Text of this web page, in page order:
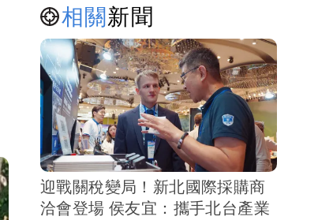
相關新聞
迎戰關稅變局！新北國際採購商
洽會登場 侯友宜：攜手北台產業